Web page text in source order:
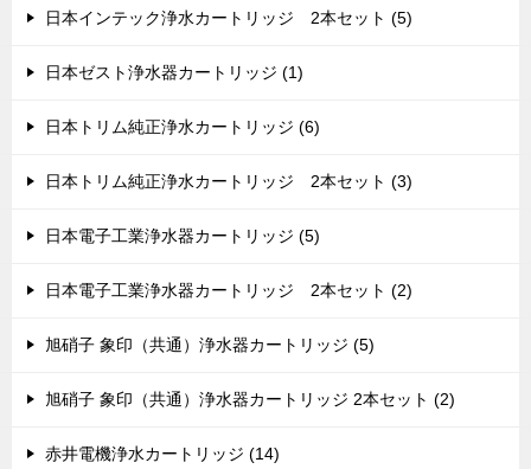
日本インテック浄水カートリッジ 2本セット (5)
日本ゼスト浄水器カートリッジ (1)
日本トリム純正浄水カートリッジ (6)
日本トリム純正浄水カートリッジ 2本セット (3)
日本電子工業浄水器カートリッジ (5)
日本電子工業浄水器カートリッジ 2本セット (2)
旭硝子 象印（共通）浄水器カートリッジ (5)
旭硝子 象印（共通）浄水器カートリッジ 2本セット (2)
赤井電機浄水カートリッジ (14)